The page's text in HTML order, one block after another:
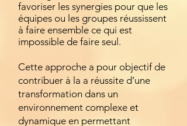
favoriser les synergies pour que les
équipes ou les groupes réussissent
à faire ensemble ce qui est
impossible de faire seul.
Cette approche a pour objectif de
contribuer à la a réussite d’une
transformation dans un
environnement complexe et
dynamique en permettant